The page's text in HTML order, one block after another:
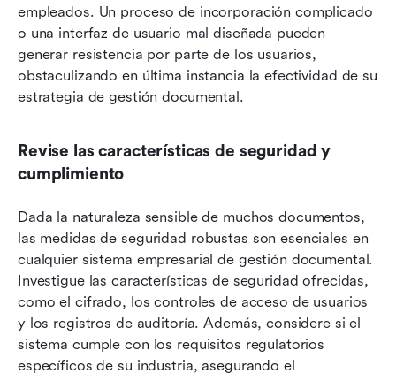
empleados. Un proceso de incorporación complicado
o una interfaz de usuario mal diseñada pueden
generar resistencia por parte de los usuarios,
obstaculizando en última instancia la efectividad de su
estrategia de gestión documental.
Revise las características de seguridad y
cumplimiento
Dada la naturaleza sensible de muchos documentos,
las medidas de seguridad robustas son esenciales en
cualquier sistema empresarial de gestión documental.
Investigue las características de seguridad ofrecidas,
como el cifrado, los controles de acceso de usuarios
y los registros de auditoría. Además, considere si el
sistema cumple con los requisitos regulatorios
específicos de su industria, asegurando el